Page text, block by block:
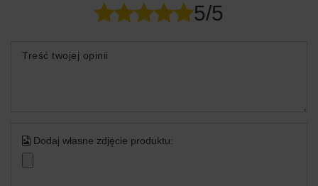
5/5
Treść twojej opinii
Dodaj własne zdjęcie produktu: